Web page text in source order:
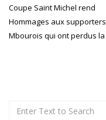
Coupe Saint Michel rend
Hommages aux supporters
Mbourois qui ont perdus la